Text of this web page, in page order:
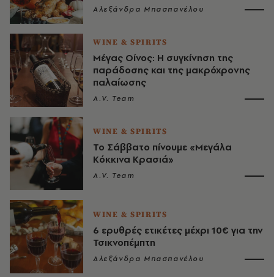
Αλεξάνδρα Μπασπανέλου
WINE & SPIRITS
Μέγας Οίνος: Η συγκίνηση της
παράδοσης και της μακρόχρονης
παλαίωσης
A.V. Team
WINE & SPIRITS
Το Σάββατο πίνουμε «Μεγάλα
Κόκκινα Κρασιά»
A.V. Team
WINE & SPIRITS
6 ερυθρές ετικέτες μέχρι 10€ για την
Τσικνοπέμπτη
Αλεξάνδρα Μπασπανέλου